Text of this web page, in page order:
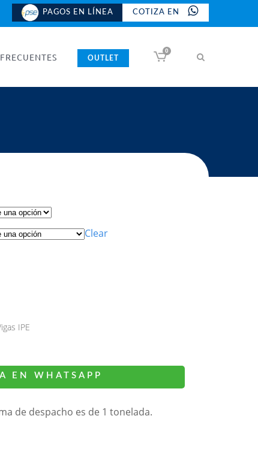
PAGOS EN LÍNEA COTIZA EN
0
OUTLET
Clear
IPE
EN WHATSAPP
de despacho es de 1 tonelada.